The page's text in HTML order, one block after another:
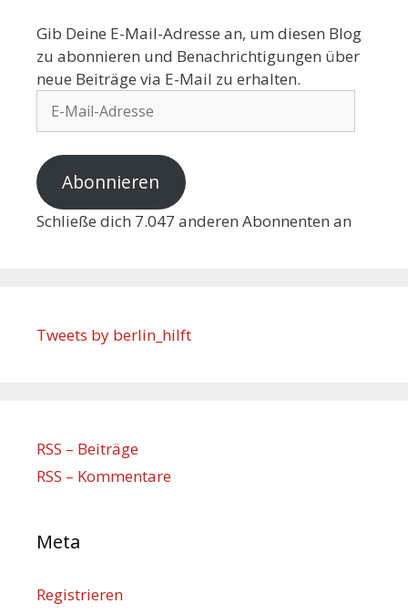
Gib Deine E-Mail-Adresse an, um diesen Blog
zu abonnieren und Benachrichtigungen über
neue Beiträge via E-Mail zu erhalten.
Abonnieren
Schließe dich 7.047 anderen Abonnenten an
Tweets by berlin_hilft
RSS – Beiträge
RSS – Kommentare
Meta
Registrieren